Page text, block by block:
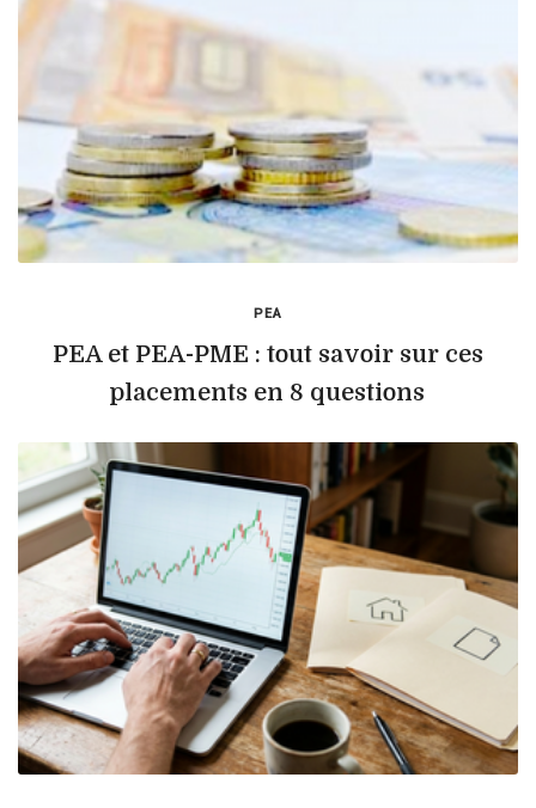
PEA
PEA et PEA-PME : tout savoir sur ces
placements en 8 questions